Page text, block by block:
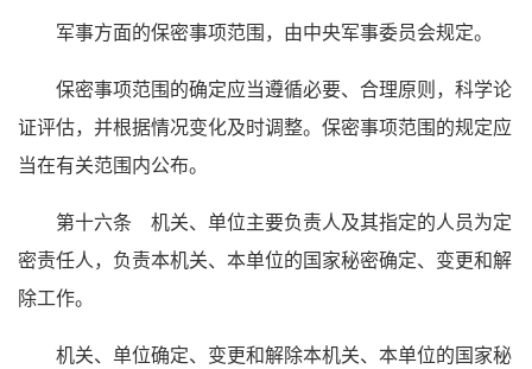
军事方面的保密事项范围，由中央军事委员会规定。
保密事项范围的确定应当遵循必要、合理原则，科学论
证评估，并根据情况变化及时调整。保密事项范围的规定应
当在有关范围内公布。
第十六条 机关、单位主要负责人及其指定的人员为定
密责任人，负责本机关、本单位的国家秘密确定、变更和解
除工作。
机关、单位确定、变更和解除本机关、本单位的国家秘